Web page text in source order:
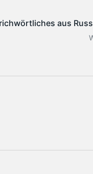
aus